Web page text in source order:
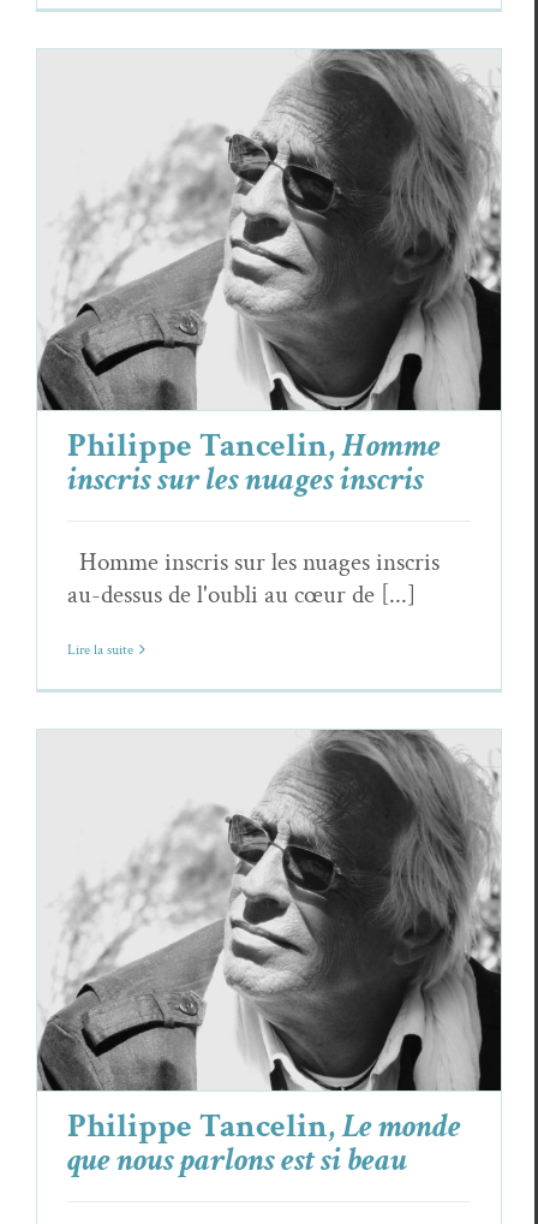
Philippe Tancelin,Homme inscris sur les
nuages inscris
Philippe Tancelin Poèmes
Philippe Tancelin,Homme
inscris sur les nuages inscris
Homme inscris sur les nuages inscris
au-dessus de l'oubli au cœur de [...]
Lire la suite
Philippe Tancelin,Le monde que nous
parlons est si beau
Philippe Tancelin Poèmes
Philippe Tancelin,Le monde
que nous parlons est si beau